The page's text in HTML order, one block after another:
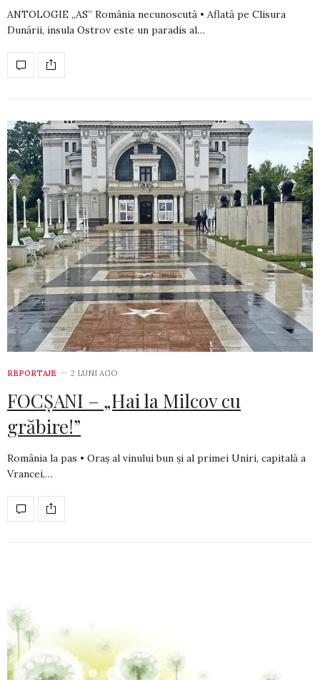
ANTOLOGIE „AS” România necunoscută • Aflată pe Clisura
Dunării, insula Ostrov este un paradis al…
REPORTAJE 2 LUNI AGO
FOCȘANI – „Hai la Milcov cu
grăbire!”
România la pas • Oraș al vinului bun și al primei Uniri, capitală a
Vrancei,…